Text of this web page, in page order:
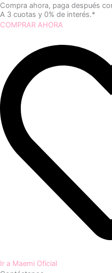
Compra ahora, paga después
A 3 cuotas y 0% de interés.*
COMPRAR AHORA
Ir a Maemi Oficial